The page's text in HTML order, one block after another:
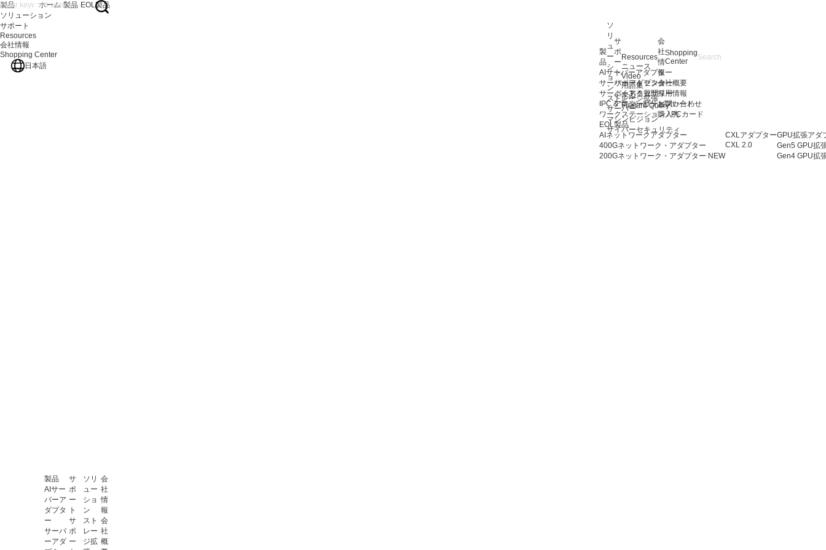
製
品
AIサーバーアダプター
サーバーアダプター
サーバーアクセサリー
IPC & マシンビジョンカード
ワークステーション / PCカード
EOL製品
AIネットワークアダプター
400Gネットワーク・アダプター
200Gネットワーク・アダプター NEW
CXLアダプター
CXL 2.0
GPU拡張アダ
Gen5 GPU拡
Gen4 GPU拡
ソ
リ
ュ
ー
シ
ョ
ン
ストレージ拡張
サーバー
マシンビジョン
サイバーセキュリティ
サ
ポ
ー
ト
サポートセンター
よくある質問
アフターサービス
Resources
ニュース
Video
用語集
学ぶ
Feature Query
会
社
情
報
会社概要
採用情報
お問い合わせ
購入先
Shopping
Center
製品
ソリューション
サポート
Resources
会社情報
Shopping Center
日本語
ホーム 製品 EOL製品
製品
AIサー
バーア
ダプタ
ー
サーバ
ーアダ
サ
ポ
ー
ト
サ
ポ
ー
ソリ
ュー
ショ
ン
スト
レー
ジ拡
会
社
情
報
会
社
概